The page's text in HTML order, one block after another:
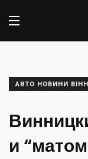
АВТО НОВИНИ
и